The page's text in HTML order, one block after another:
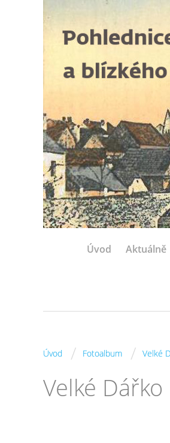
Úvod Aktuálně
Úvod / Fotoalbum / Velké
Velké Dářko